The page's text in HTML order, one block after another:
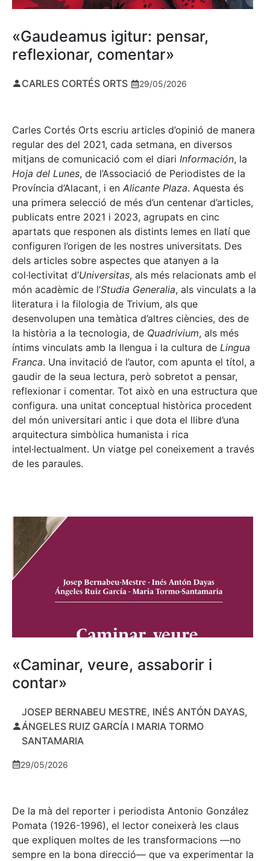
«Gaudeamus igitur: pensar,
reflexionar, comentar»
CARLES CORTÉS ORTS 29/05/2026
Carles Cortés Orts escriu articles d’opinió de manera
regular des del 2021, cada setmana, en diversos
mitjans de comunicació com el diari Información, la
Hoja del Lunes, de l’Associació de Periodistes de la
Província d’Alacant, i en Alicante Plaza. Aquesta és
una primera selecció de més d’un centenar d’articles,
publicats entre 2021 i 2023, agrupats en cinc
apartats que responen als distints lemes en llatí que
configuren l’origen de les nostres universitats. Des
dels articles sobre aspectes que atanyen a la
col·lectivitat d’Universitas, als més relacionats amb el
món acadèmic de l’Studia Generalia, als vinculats a la
literatura i la filologia de Trivium, als que
desenvolupen una temàtica d’altres ciències, des de
la història a la tecnologia, de Quadrivium, als més
íntims vinculats amb la llengua i la cultura de Lingua
Franca. Una invitació de l’autor, com apunta el títol, a
gaudir de la seua lectura, però sobretot a pensar,
reflexionar i comentar. Tot això en una estructura que
configura. una unitat conceptual històrica procedent
del món universitari antic i que dota el llibre d’una
arquitectura simbòlica humanista i rica
intel·lectualment. Un viatge pel coneixement a través
de les paraules.
«Caminar, veure, assaborir i
contar»
JOSEP BERNABEU MESTRE, INÉS ANTÓN DAYAS,
ÁNGELES RUIZ GARCÍA I MARIA TORMO
SANTAMARIA
29/05/2026
De la mà del reporter i periodista Antonio González
Pomata (1926-1996), el lector coneixerà les claus
que expliquen moltes de les transformacions —no
sempre en la bona direcció— que va experimentar la